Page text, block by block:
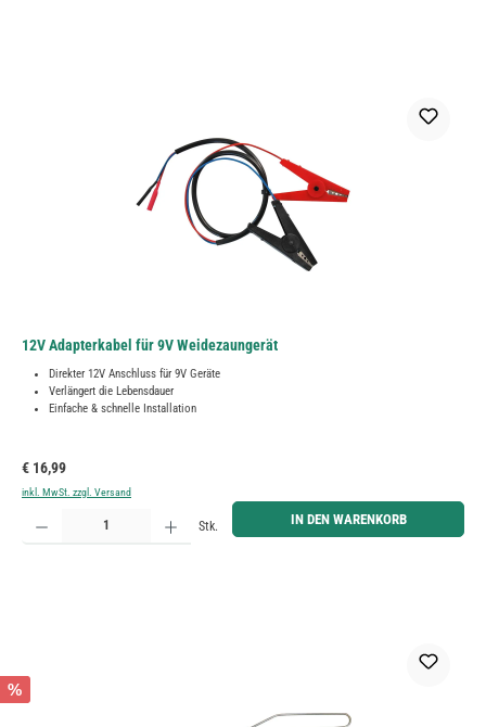
12V Adapterkabel für 9V Weidezaungerät
Direkter 12V Anschluss für 9V Geräte
Verlängert die Lebensdauer
Einfache & schnelle Installation
Regulärer Preis:
€ 16,99
inkl. MwSt. zzgl. Versand
Produkt Anzahl: Gib den gewünschten Wert ein oder benutze die Schaltflächen um die Anzahl zu
Stk. IN DEN WARENKORB
%